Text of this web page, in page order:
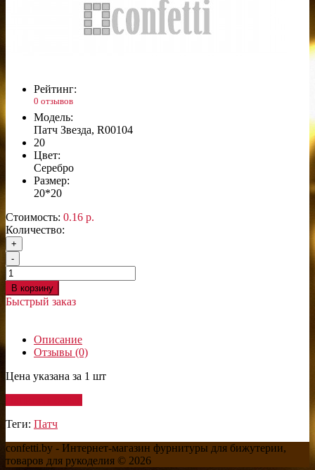
Рейтинг:
0 отзывов
Модель:
Патч Звезда, R00104
20
Цвет:
Серебро
Размер:
20*20
Стоимость: 0.16 р.
Количество:
+
-
В корзину
Быстрый заказ
Описание
Отзывы (0)
Цена указана за 1 шт
Теги: Патч
confetti.by - Интернет-магазин фурнитуры для бижутерии,
товаров для рукоделия © 2026